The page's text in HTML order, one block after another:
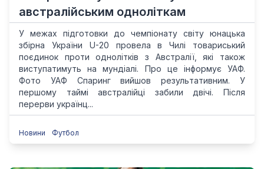
австралійським одноліткам
У межах підготовки до чемпіонату світу юнацька
збірна України U-20 провела в Чилі товариський
поєдинок проти однолітків з Австралії, які також
виступатимуть на мундіалі. Про це інформує УАФ.
Фото УАФ Спаринг вийшов результативним. У
першому таймі австралійці забили двічі. Після
перерви українц...
Новини Футбол